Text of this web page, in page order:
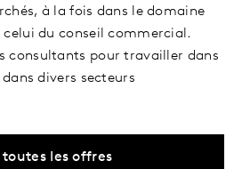
à la fois dans le domaine
du conseil commercial.
consultants pour travailler dans
divers secteurs
toutes les offres